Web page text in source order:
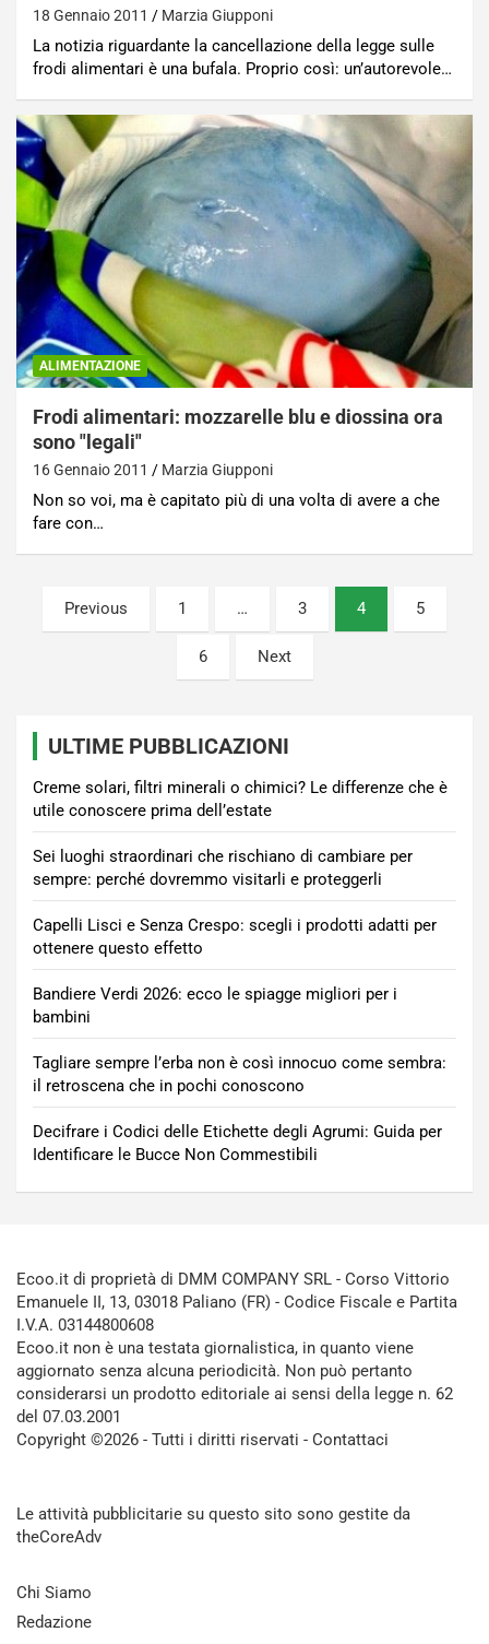
18 Gennaio 2011 Marzia Giupponi
La notizia riguardante la cancellazione della legge sulle
frodi alimentari è una bufala. Proprio così: un’autorevole…
ALIMENTAZIONE
Frodi alimentari: mozzarelle blu e diossina ora
sono "legali"
16 Gennaio 2011 Marzia Giupponi
Non so voi, ma è capitato più di una volta di avere a che
fare con…
Paginazione
degli
Previous 1 … 3 4 5
6 Next
ULTIME PUBBLICAZIONI
Creme solari, filtri minerali o chimici? Le differenze che è
utile conoscere prima dell’estate
Sei luoghi straordinari che rischiano di cambiare per
sempre: perché dovremmo visitarli e proteggerli
Capelli Lisci e Senza Crespo: scegli i prodotti adatti per
ottenere questo effetto
Bandiere Verdi 2026: ecco le spiagge migliori per i
bambini
Tagliare sempre l’erba non è così innocuo come sembra:
il retroscena che in pochi conoscono
Decifrare i Codici delle Etichette degli Agrumi: Guida per
Identificare le Bucce Non Commestibili
Ecoo.it di proprietà di DMM COMPANY SRL - Corso Vittorio
Emanuele II, 13, 03018 Paliano (FR) - Codice Fiscale e Partita
I.V.A. 03144800608
Ecoo.it non è una testata giornalistica, in quanto viene
aggiornato senza alcuna periodicità. Non può pertanto
considerarsi un prodotto editoriale ai sensi della legge n. 62
del 07.03.2001
Copyright ©2026 - Tutti i diritti riservati - Contattaci
Le attività pubblicitarie su questo sito sono gestite da
theCoreAdv
Chi Siamo
Redazione